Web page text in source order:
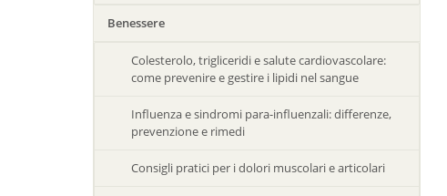
Benessere
Colesterolo, trigliceridi e salute cardiovascolare:
come prevenire e gestire i lipidi nel sangue
Influenza e sindromi para-influenzali: differenze,
prevenzione e rimedi
Consigli pratici per i dolori muscolari e articolari